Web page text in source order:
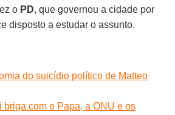
o PD, que governou a cidade por
disposto a estudar o assunto.
do suicídio político de Matteo
briga com o Papa, a ONU e os